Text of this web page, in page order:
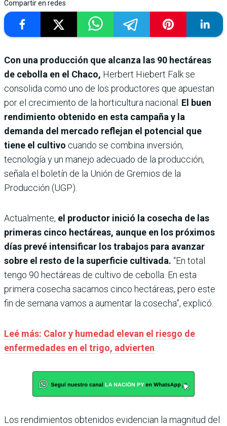
Compartir en redes
Con una producción que alcanza las 90 hectáreas
de cebolla en el Chaco, Herbert Hiebert Falk se
consolida como uno de los productores que apuestan
por el crecimiento de la horticultura nacional. El buen
rendimiento obtenido en esta campaña y la
demanda del mercado reflejan el potencial que
tiene el cultivo cuando se combina inversión,
tecnología y un manejo adecuado de la producción,
señala el boletín de la Unión de Gremios de la
Producción (UGP).
Actualmente, el productor inició la cosecha de las
primeras cinco hectáreas, aunque en los próximos
días prevé intensificar los trabajos para avanzar
sobre el resto de la superficie cultivada. “En total
tengo 90 hectáreas de cultivo de cebolla. En esta
primera cosecha sacamos cinco hectáreas, pero este
fin de semana vamos a aumentar la cosecha”, explicó.
Leé más: Calor y humedad elevan el riesgo de
enfermedades en el trigo, advierten
Los rendimientos obtenidos evidencian la magnitud del